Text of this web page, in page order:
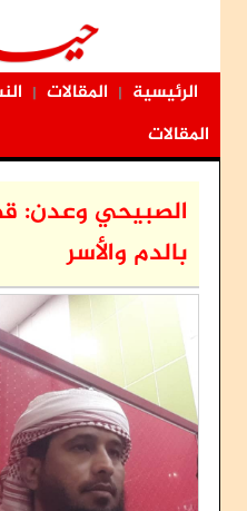
الرئيسية | المقالات |
المقالات
الصبيحي وعدن:
بالدم والأسر